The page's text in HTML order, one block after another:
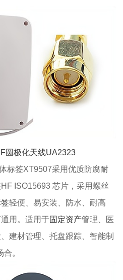
圆极化天线UA2323
标签XT9507采用优质防腐耐
ISO15693 芯片，采用螺丝
轻便、易安装、防水、耐高
用。适用于固定资产管理、医
建材管理、托盘跟踪、智能制
。